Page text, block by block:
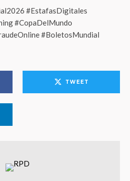
#EstafasDigitales
#CopaDelMundo
#BoletosMundial
TWEET